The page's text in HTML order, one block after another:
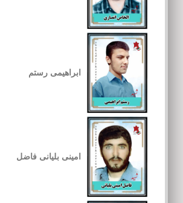
ابراهیمی رستم
امینی بلیانی فاضل